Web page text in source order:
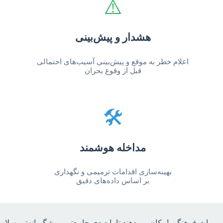
⚠️
هشدار و پیش‌بینی
اعلام خطر به موقع و پیش‌بینی آسیب‌های احتمالی
قبل از وقوع بحران
🛠️
مداخله هوشمند
بهینه‌سازی اقدامات ترمیمی و نگهداری
بر اساس داده‌های دقیق